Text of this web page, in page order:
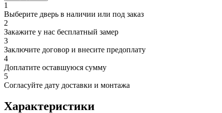
1
Выберите дверь в наличии или под заказ
2
Закажите у нас бесплатный замер
3
Заключите договор и внесите предоплату
4
Доплатите оставшуюся сумму
5
Согласуйте дату доставки и монтажа
Характеристики